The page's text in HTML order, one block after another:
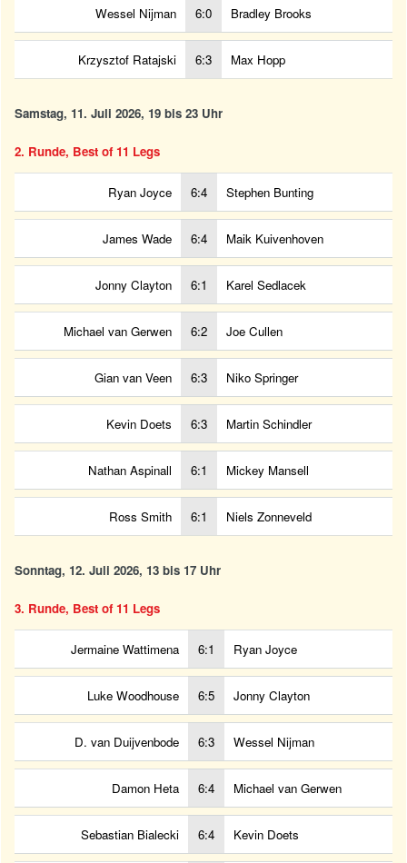
Wessel Nijman 6:0 Bradley Brooks
Krzysztof Ratajski 6:3 Max Hopp
Samstag, 11. Juli 2026, 19 bis 23 Uhr
2. Runde, Best of 11 Legs
Ryan Joyce 6:4 Stephen Bunting
James Wade 6:4 Maik Kuivenhoven
Jonny Clayton 6:1 Karel Sedlacek
Michael van Gerwen 6:2 Joe Cullen
Gian van Veen 6:3 Niko Springer
Kevin Doets 6:3 Martin Schindler
Nathan Aspinall 6:1 Mickey Mansell
Ross Smith 6:1 Niels Zonneveld
Sonntag, 12. Juli 2026, 13 bis 17 Uhr
3. Runde, Best of 11 Legs
Jermaine Wattimena 6:1 Ryan Joyce
Luke Woodhouse 6:5 Jonny Clayton
D. van Duijvenbode 6:3 Wessel Nijman
Damon Heta 6:4 Michael van Gerwen
Sebastian Bialecki 6:4 Kevin Doets